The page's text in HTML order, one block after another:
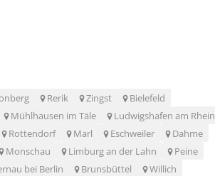
Rerik Zingst
Bielefeld
Mühlhausen im Täle
Ludwigshafen am Rhein
Rottendorf Marl Eschweiler
Dahme
Monschau Limburg an der Lahn
Peine
bei Berlin Brunsbüttel
Willich